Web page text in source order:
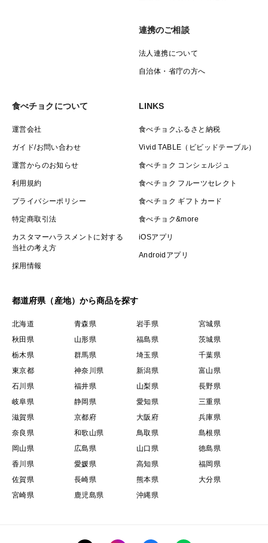
連携のご相談
法人連携について
自治体・省庁の方へ
食べチョクについて
運営会社
ガイド/お問い合わせ
運営からのお知らせ
利用規約
プライバシーポリシー
特定商取引法
カスタマーハラスメントに対する
当社の考え方
採用情報
LINKS
食べチョクふるさと納税
Vivid TABLE（ビビッドテーブル）
食べチョク コンシェルジュ
食べチョク フルーツセレクト
食べチョク ギフトカード
食べチョク&more
iOSアプリ
Androidアプリ
都道府県（産地）から商品を探す
北海道 青森県 岩手県
宮城県
秋田県
山形県 福島県
茨城県
栃木県
群馬県 埼玉県
千葉県
東京都
神奈川県 新潟県
富山県
石川県
福井県 山梨県
長野県
岐阜県
静岡県 愛知県
三重県
滋賀県
京都府 大阪府
兵庫県
奈良県
和歌山県 鳥取県
島根県
岡山県
広島県 山口県
徳島県
香川県
愛媛県 高知県
福岡県
佐賀県
長崎県 熊本県
大分県
宮崎県
鹿児島県 沖縄県